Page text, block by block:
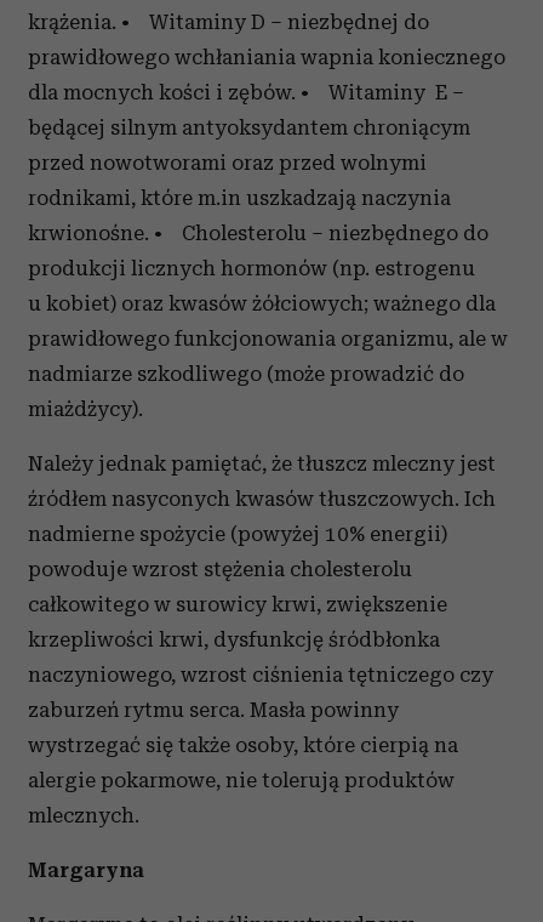
krążenia. • Witaminy D – niezbędnej do
prawidłowego wchłaniania wapnia koniecznego
dla mocnych kości i zębów. • Witaminy E –
będącej silnym antyoksydantem chroniącym
przed nowotworami oraz przed wolnymi
rodnikami, które m.in uszkadzają naczynia
krwionośne. • Cholesterolu – niezbędnego do
produkcji licznych hormonów (np. estrogenu
u kobiet) oraz kwasów żółciowych; ważnego dla
prawidłowego funkcjonowania organizmu, ale w
nadmiarze szkodliwego (może prowadzić do
miażdżycy).
Należy jednak pamiętać, że tłuszcz mleczny jest
źródłem nasyconych kwasów tłuszczowych. Ich
nadmierne spożycie (powyżej 10% energii)
powoduje wzrost stężenia cholesterolu
całkowitego w surowicy krwi, zwiększenie
krzepliwości krwi, dysfunkcję śródbłonka
naczyniowego, wzrost ciśnienia tętniczego czy
zaburzeń rytmu serca. Masła powinny
wystrzegać się także osoby, które cierpią na
alergie pokarmowe, nie tolerują produktów
mlecznych.
Margaryna